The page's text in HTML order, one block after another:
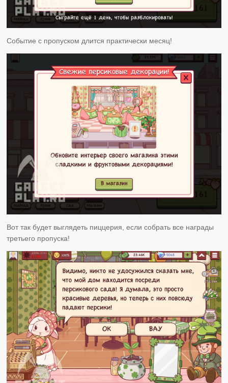
Событие с пропуском длится практически месяц!
Вот так будет выглядеть пиццерия, если собрать все награды
третьего пропуска!